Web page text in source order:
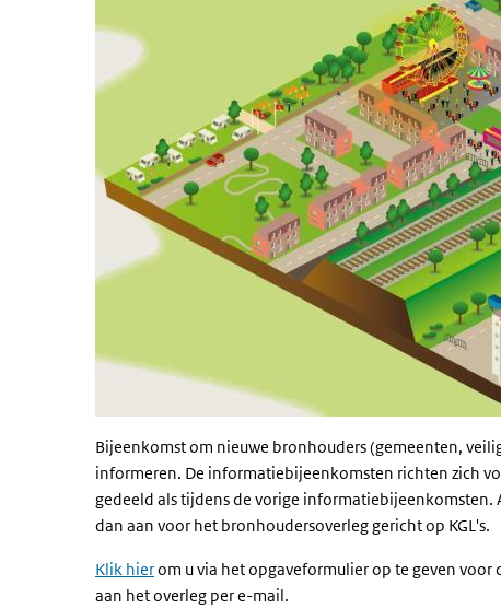
Bijeenkomst om nieuwe bronhouders (gemeenten,
informeren. De informatiebijeenkomsten richten zich
gedeeld als tijdens de vorige
dan aan voor het bronhoudersoverleg gericht op KGL's.
Klik hierom u via het opgaveformulier op te geven
aan het overleg per e-mail.